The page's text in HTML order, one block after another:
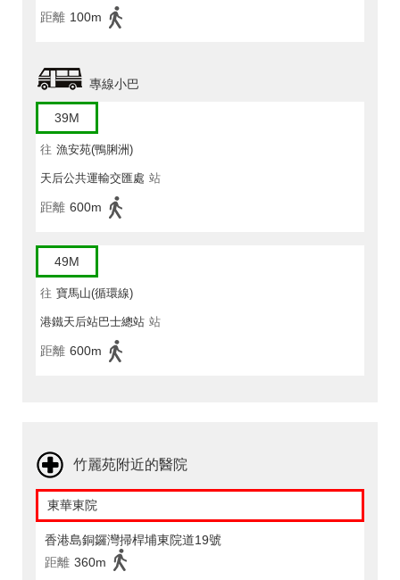
距離 100m
專線小巴
39M
往 漁安苑(鴨脷洲)
天后公共運輸交匯處 站
距離 600m
49M
往 寶馬山(循環線)
港鐵天后站巴士總站 站
距離 600m
竹麗苑附近的醫院
東華東院
香港島銅鑼灣掃桿埔東院道19號
距離 360m